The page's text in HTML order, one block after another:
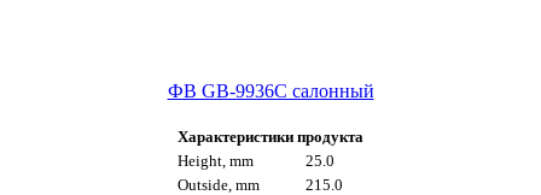
ФВ GB-9936C салонный
Характеристики продукта
Height, mm
25.0
Outside, mm
215.0